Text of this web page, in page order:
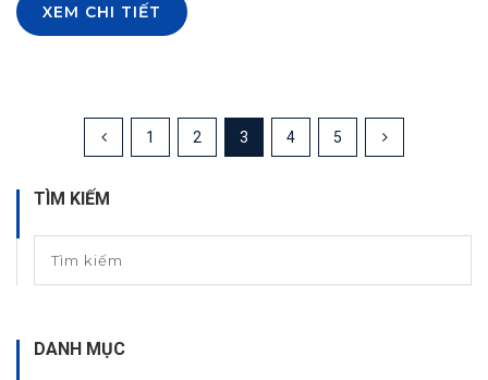
XEM CHI TIẾT
1 2 3 4 5
TÌM KIẾM
DANH MỤC